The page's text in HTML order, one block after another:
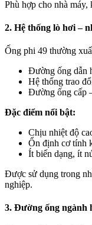
Phù hợp cho nhà máy,
2. Hệ thống lò hơi –
Ống phi 49 thường
Đường ống dẫn
Hệ thống trao
Đường ống cấp
Đặc điểm nổi bật:
Chịu nhiệt độ
Ổn định cơ tính
Ít biến dạng, ít
Được sử dụng trong
nghiệp.
3. Đường ống ngành